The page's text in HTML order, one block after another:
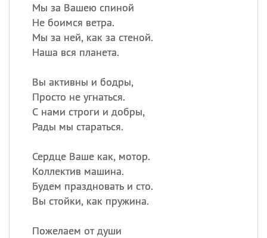
Мы за Вашею спиной
Не боимся ветра.
Мы за ней, как за стеной.
Наша вся планета.
Вы активны и бодры,
Просто не угнаться.
С нами строги и добры,
Рады мы стараться.
Сердце Ваше как, мотор.
Коллектив машина.
Будем праздновать и сто.
Вы стойки, как пружина.
Пожелаем от души